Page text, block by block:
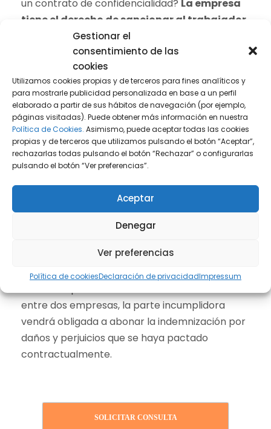
Gestionar el
consentimiento de las
cookies
Utilizamos cookies propias y de terceros para fines analíticos y
para mostrarle publicidad personalizada en base a un perfil
elaborado a partir de sus hábitos de navegación (por ejemplo,
páginas visitadas). Puede obtener más información en nuestra
Política de Cookies. Asimismo, puede aceptar todas las cookies
propias y de terceros que utilizamos pulsando el botón “Aceptar”,
rechazarlas todas pulsando el botón “Rechazar” o configurarlas
pulsando el botón “Ver preferencias”.
Aceptar
Denegar
Ver preferencias
Política de cookiesDeclaración de privacidadImpressum
un contrato de confidencialidad? La empresa
tiene el derecho de sancionar al trabajador
si aún existe una relación laboral
incluir sanciones graves que podrían llevar al
despido disciplinario del trabajador sin derecho
a indemnización.
Si el incumplimiento de las cláusulas ocurre
después de que la relación laboral haya
terminado, la empresa puede emprender
acciones legales solicitando una
ello, es crucial que el acuerdo de
confidencialidad especifique las sanciones
correspondientes, ya sea la cantidad monetaria
incumplimiento para ambas partes.
entre dos empresas, la parte incumplidora
vendrá obligada a abonar la indemnización por
daños y perjuicios que se haya pactado
contractualmente.
SOLICITAR CONSULTA